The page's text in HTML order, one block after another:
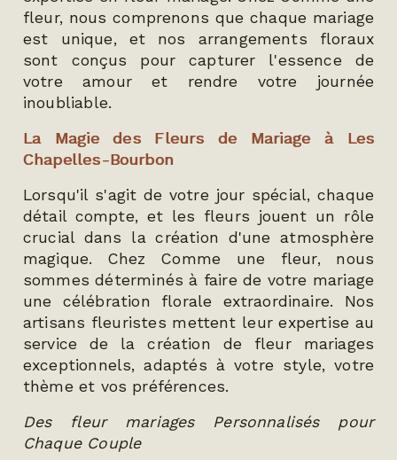
fleur, nous comprenons que chaque mariage
est unique, et nos arrangements floraux
sont conçus pour capturer l'essence de
votre amour et rendre votre journée
inoubliable.
La Magie des Fleurs de Mariage à Les
Chapelles-Bourbon
Lorsqu'il s'agit de votre jour spécial, chaque
détail compte, et les fleurs jouent un rôle
crucial dans la création d'une atmosphère
magique. Chez Comme une fleur, nous
sommes déterminés à faire de votre mariage
une célébration florale extraordinaire. Nos
artisans fleuristes mettent leur expertise au
service de la création de fleur mariages
exceptionnels, adaptés à votre style, votre
thème et vos préférences.
Des fleur mariages Personnalisés pour
Chaque Couple